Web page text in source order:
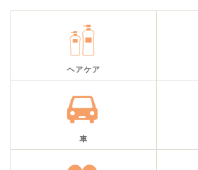
ヘアケア
車